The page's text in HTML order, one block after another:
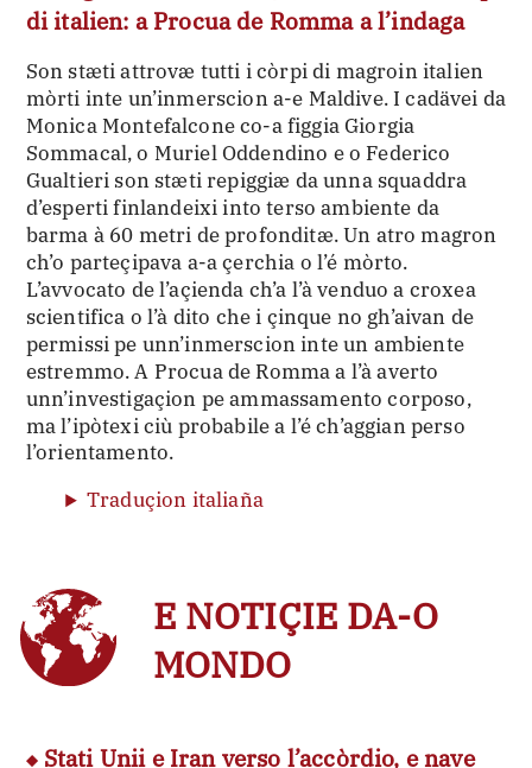
di italien: a Procua de Romma a l’indaga
Son stæti attrovæ tutti i còrpi di magroin italien
mòrti inte un’inmerscion a-e Maldive. I cadävei da
Monica Montefalcone co-a figgia Giorgia
Sommacal, o Muriel Oddendino e o Federico
Gualtieri son stæti repiggiæ da unna squaddra
d’esperti finlandeixi into terso ambiente da
barma à 60 metri de profonditæ. Un atro magron
ch’o parteçipava a-a çerchia o l’é mòrto.
L’avvocato de l’açienda ch’a l’à venduo a croxea
scientifica o l’à dito che i çinque no gh’aivan de
permissi pe unn’inmerscion inte un ambiente
estremmo. A Procua de Romma a l’à averto
unn’investigaçion pe ammassamento corposo,
ma l’ipòtexi ciù probabile a l’é ch’aggian perso
l’orientamento.
Traduçion italiaña
E NOTIÇIE DA-O
MONDO
Stati Unii e Iran verso l’accòrdio, e nave